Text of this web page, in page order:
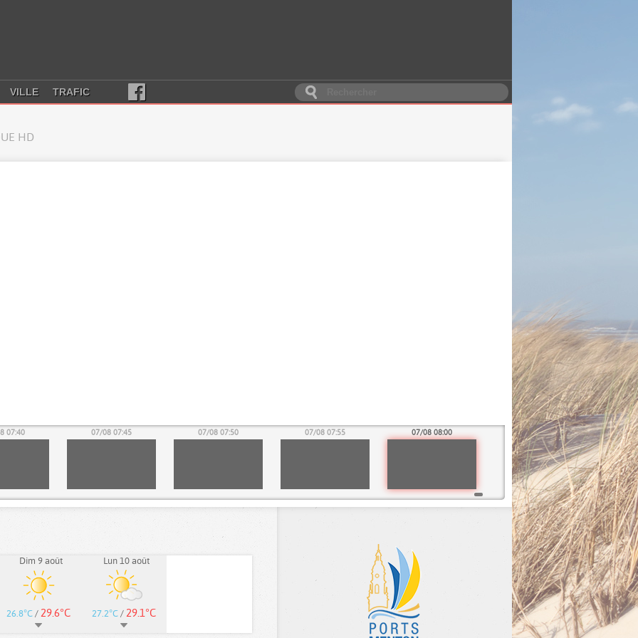
VILLE TRAFIC
HD
07:40 07/08 07:45 07/08 07:50 07/08 07:55 07/08 08:00
Dim 9 août
26.8°C / 29.6°C
Lun 10 août
27.2°C / 29.1°C